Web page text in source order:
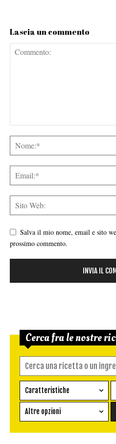
Lascia un commento
Salva il mio nome, email e sito
prossimo commento.
Cerca fra le nostre
Caratteristiche
Ricetta vegetariana
Senza glutine
Altre opzioni